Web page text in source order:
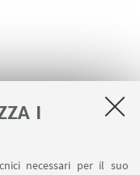
I
necessari per il suo